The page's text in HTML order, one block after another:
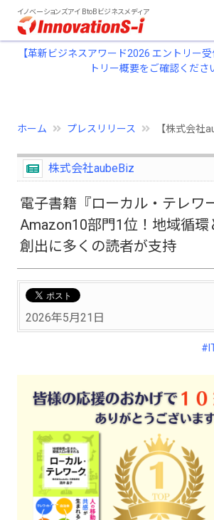
イノベーションズアイ BtoBビジネスメディア
【革新ビジネスアワード2026 エントリー
トリー概要をご確認くださ
ホーム プレスリリース 【株式会社
株式会社aubeBiz
電子書籍『ローカル・テレワ
Amazon10部門1位！地域循環
創出に多くの読者が支持
2026年5月21日